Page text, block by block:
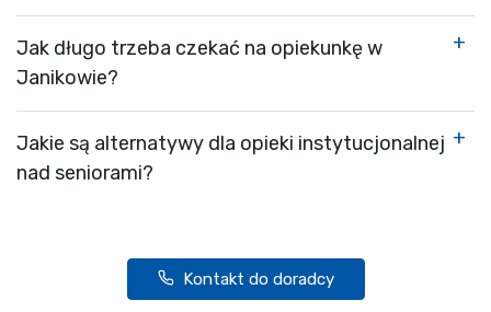
Jak długo trzeba czekać na opiekunkę w
Janikowie?
Jakie są alternatywy dla opieki instytucjonalnej
nad seniorami?
Kontakt do doradcy